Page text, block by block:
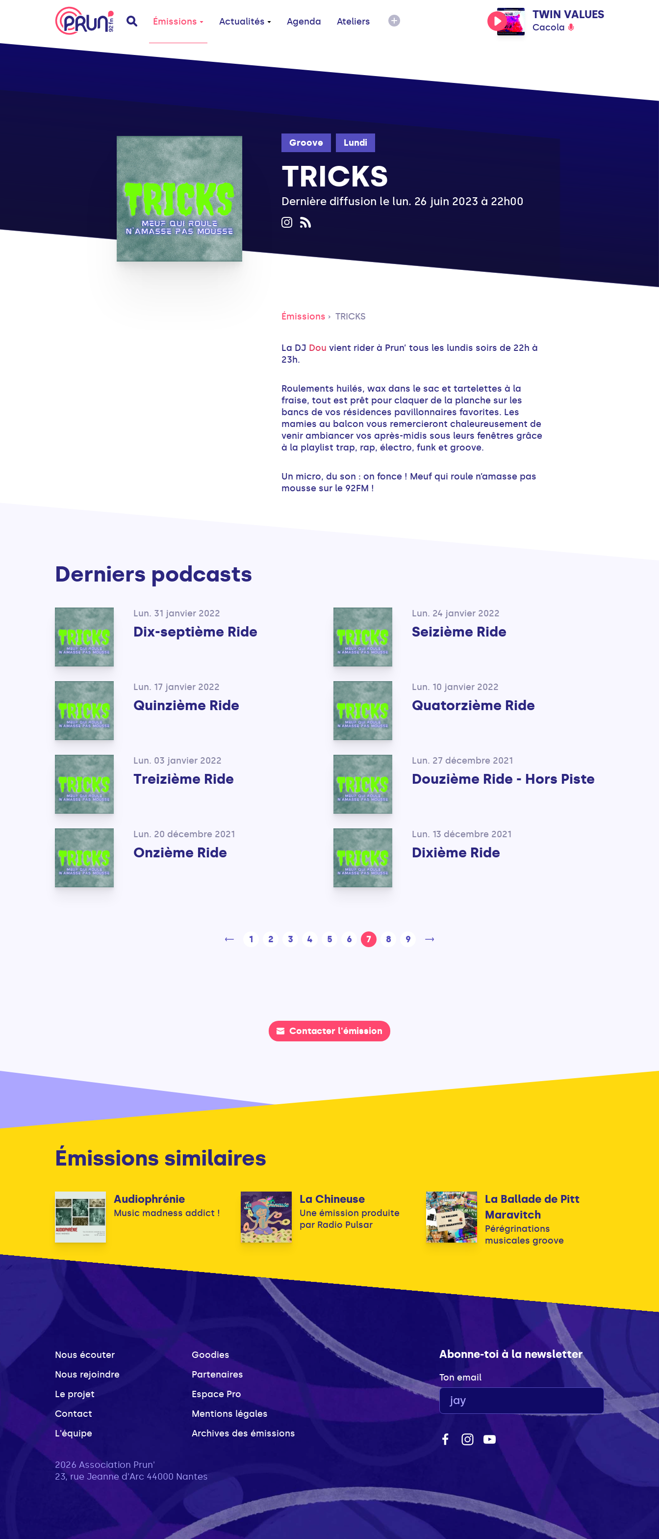
Émissions Actualités Agenda Ateliers
TWIN VALUES
Cacola
Groove Lundi
TRICKS
Dernière diffusion le lun. 26 juin 2023 à 22h00
Émissions TRICKS
La DJ Dou vient rider à Prun’ tous les lundis soirs de 22h à
23h.
Roulements huilés, wax dans le sac et tartelettes à la
fraise, tout est prêt pour claquer de la planche sur les
bancs de vos résidences pavillonnaires favorites. Les
mamies au balcon vous remercieront chaleureusement de
venir ambiancer vos après-midis sous leurs fenêtres grâce
à la playlist trap, rap, électro, funk et groove.
Un micro, du son : on fonce ! Meuf qui roule n’amasse pas
mousse sur le 92FM !
Derniers podcasts
Lun. 31 janvier 2022
Dix-septième Ride
Lun. 24 janvier 2022
Seizième Ride
Lun. 17 janvier 2022
Quinzième Ride
Lun. 10 janvier 2022
Quatorzième Ride
Lun. 03 janvier 2022
Treizième Ride
Lun. 27 décembre 2021
Douzième Ride - Hors Piste
Lun. 20 décembre 2021
Onzième Ride
Lun. 13 décembre 2021
Dixième Ride
1 2 3 4 5 6 7 8 9
Contacter l'émission
Émissions similaires
Audiophrénie
Music madness addict !
La Chineuse
Une émission produite
par Radio Pulsar
La Ballade de Pitt
Maravitch
Pérégrinations
musicales groove
Nous écouter
Nous rejoindre
Le projet
Contact
L'équipe
Goodies
Partenaires
Espace Pro
Mentions légales
Archives des émissions
Abonne-toi à la newsletter
Ton email
2026 Association Prun'
23, rue Jeanne d'Arc 44000 Nantes